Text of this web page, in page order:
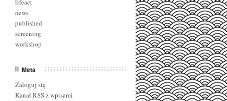
lifeact
news
published
screening
workshop
Meta
Zaloguj się
KanałRSSz wpisami